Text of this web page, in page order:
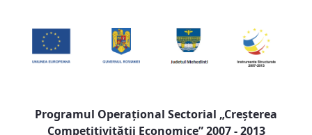
Programul Operaţional Sectorial „Creşterea
Competitivităţii Economice” 2007 - 2013